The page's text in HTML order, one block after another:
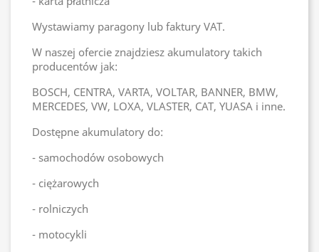
Wystawiamy paragony lub faktury VAT.
W naszej ofercie znajdziesz akumulatory takich
producentów jak:
BOSCH, CENTRA, VARTA, VOLTAR, BANNER, BMW,
MERCEDES, VW, LOXA, VLASTER, CAT, YUASA i inne.
Dostępne akumulatory do:
- samochodów osobowych
- ciężarowych
- rolniczych
- motocykli